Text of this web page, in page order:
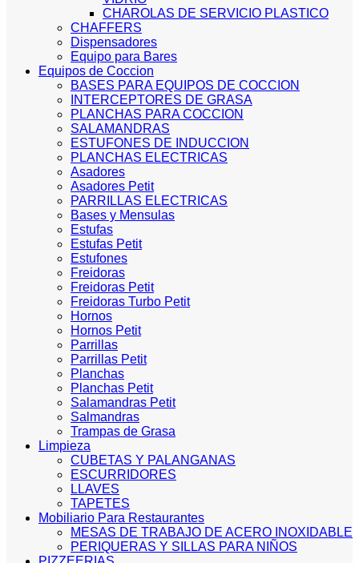
CHAROLAS DE SERVICIO PLASTICO
CHAFFERS
Dispensadores
Equipo para Bares
Equipos de Coccion
BASES PARA EQUIPOS DE COCCION
INTERCEPTORES DE GRASA
PLANCHAS PARA COCCION
SALAMANDRAS
ESTUFONES DE INDUCCION
PLANCHAS ELECTRICAS
Asadores
Asadores Petit
PARRILLAS ELECTRICAS
Bases y Mensulas
Estufas
Estufas Petit
Estufones
Freidoras
Freidoras Petit
Freidoras Turbo Petit
Hornos
Hornos Petit
Parrillas
Parrillas Petit
Planchas
Planchas Petit
Salamandras Petit
Salmandras
Trampas de Grasa
Limpieza
CUBETAS Y PALANGANAS
ESCURRIDORES
LLAVES
TAPETES
Mobiliario Para Restaurantes
MESAS DE TRABAJO DE ACERO INOXIDABLE
PERIQUERAS Y SILLAS PARA NIÑOS